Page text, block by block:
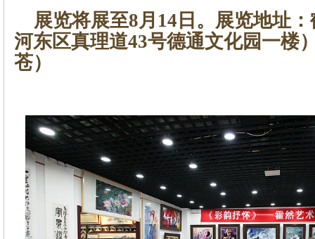
展览将展至8月14日。展览地址
河东区真理道43号德通文化园一楼
苍）